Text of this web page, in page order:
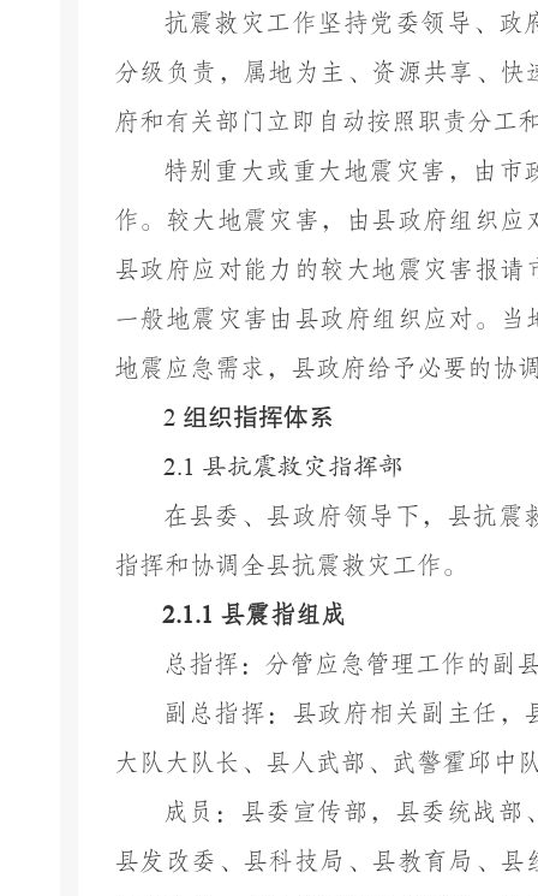
抗震救灾工作坚持党委领导、
分级负责，属地为主、资源共享、
府和有关部门立即自动按照职责分工
特别重大或重大地震灾害，由
作。较大地震灾害，由县政府组织
县政府应对能力的较大地震灾害报
一般地震灾害由县政府组织应对。
地震应急需求，县政府给予必要的协
2 组织指挥体系
2.1 县抗震救灾指挥部
在县委、县政府领导下，县抗
指挥和协调全县抗震救灾工作。
2.1.1 县震指组成
总指挥：分管应急管理工作的副
副总指挥：县政府相关副主任
大队大队长、县人武部、武警霍邱中
成员：县委宣传部，县委统战
县发改委、县科技局、县教育局、